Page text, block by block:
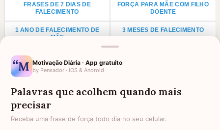
FRASES DE 7 DIAS DE
FALECIMENTO
FORÇA PARA MÃE COM FILHO
DOENTE
1 ANO DE FALECIMENTO DE
MÃE
3 MESES DE FALECIMENTO
AMIGA QUE PERDEU O PAI
ANIVERSÁRIO PARA AVÓ
FALECIDA
LUTO POR UMA CRIANÇA
Motivação Diária · App gratuito
by Pensador · iOS & Android
Palavras que acolhem quando mais
precisar
Receba uma frase de força todo dia no seu celular.